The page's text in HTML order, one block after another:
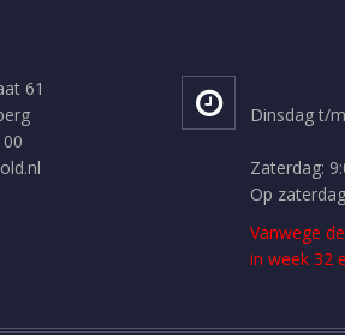
61
Dinsdag t/
Zaterdag:
Op
Vanwege
in week 32